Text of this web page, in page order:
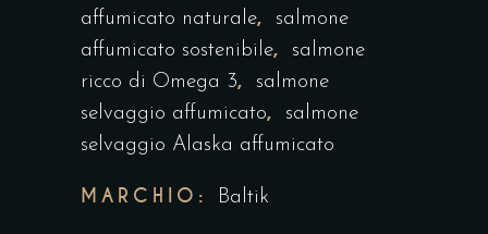
affumicato naturale,
salmone
affumicato sostenibile,
salmone
ricco di Omega 3,
salmone
selvaggio affumicato,
salmone
selvaggio Alaska affumicato
MARCHIO: Baltik